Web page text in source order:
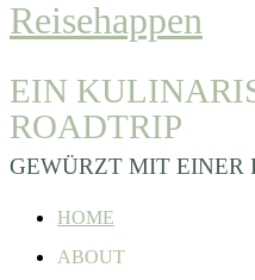
EIN
ROADTRIP
GEWÜRZT MIT EINER
HOME
ABOUT